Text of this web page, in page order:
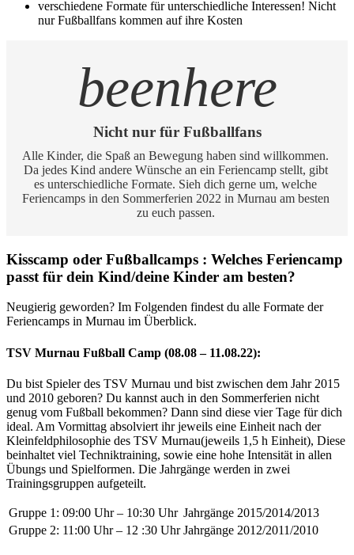
verschiedene Formate für unterschiedliche Interessen! Nicht
nur Fußballfans kommen auf ihre Kosten
beenhere
Nicht nur für Fußballfans
Alle Kinder, die Spaß an Bewegung haben sind willkommen.
Da jedes Kind andere Wünsche an ein Feriencamp stellt, gibt
es unterschiedliche Formate. Sieh dich gerne um, welche
Feriencamps in den Sommerferien 2022 in Murnau am besten
zu euch passen.
Kisscamp oder Fußballcamps : Welches Feriencamp
passt für dein Kind/deine Kinder am besten?
Neugierig geworden? Im Folgenden findest du alle Formate der
Feriencamps in Murnau im Überblick.
TSV Murnau Fußball Camp (08.08 – 11.08.22):
Du bist Spieler des TSV Murnau und bist zwischen dem Jahr 2015
und 2010 geboren? Du kannst auch in den Sommerferien nicht
genug vom Fußball bekommen? Dann sind diese vier Tage für dich
ideal. Am Vormittag absolviert ihr jeweils eine Einheit nach der
Kleinfeldphilosophie des TSV Murnau(jeweils 1,5 h Einheit), Diese
beinhaltet viel Techniktraining, sowie eine hohe Intensität in allen
Übungs und Spielformen. Die Jahrgänge werden in zwei
Trainingsgruppen aufgeteilt.
Gruppe 1: 09:00 Uhr – 10:30 Uhr Jahrgänge 2015/2014/2013
Gruppe 2: 11:00 Uhr – 12 :30 Uhr Jahrgänge 2012/2011/2010